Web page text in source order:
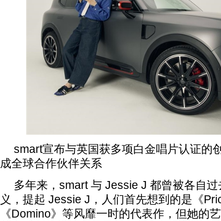
smart宣布与英国获多项白金唱片认证的
成全球合作伙伴关系
多年来，smart 与 Jessie J 都曾被各自过
义，提起 Jessie J，人们首先想到的是《
《Domino》等风靡一时的代表作，但她的